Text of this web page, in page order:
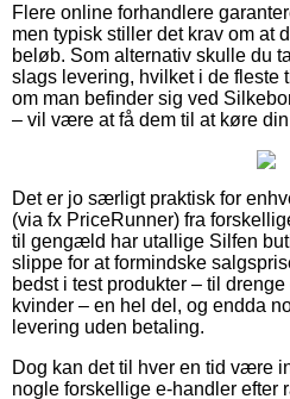
Flere online forhandlere
men typisk stiller det krav om at
beløb. Som alternativ skulle du
slags levering, hvilket i de fleste
om man befinder sig ved
– vil være at få dem til at køre
Det er jo særligt praktisk for
(via fx PriceRunner) fra
til gengæld har utallige Silfen
slippe for at formindske
bedst i test produkter – til
kvinder – en hel del, og endda
levering uden betaling.
Dog kan det til hver en tid være
nogle forskellige e-handler efter